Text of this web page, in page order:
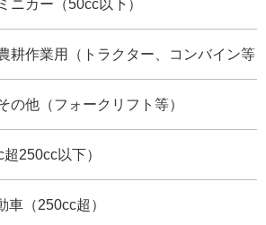
ミニカー（50cc以下）
耕作業用（トラクター、コンバイン等
の他（フォークリフト等）
250cc以下）
車（250cc超）